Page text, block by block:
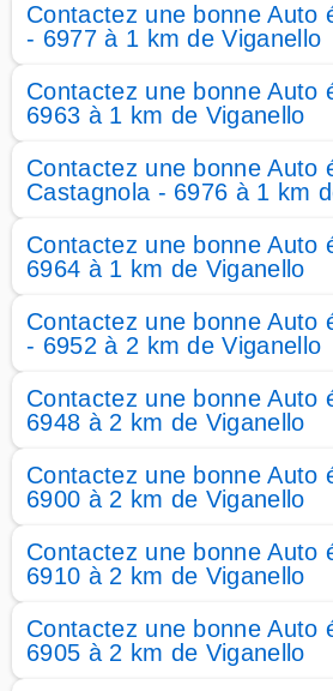
Contactez une bonne Auto
- 6977 à 1 km de Viganello
Contactez une bonne Auto
6963 à 1 km de Viganello
Contactez une bonne Auto
Castagnola - 6976 à 1 km
Contactez une bonne Auto
6964 à 1 km de Viganello
Contactez une bonne Auto
- 6952 à 2 km de Viganello
Contactez une bonne Auto
6948 à 2 km de Viganello
Contactez une bonne Auto
6900 à 2 km de Viganello
Contactez une bonne Auto
6910 à 2 km de Viganello
Contactez une bonne Auto
6905 à 2 km de Viganello